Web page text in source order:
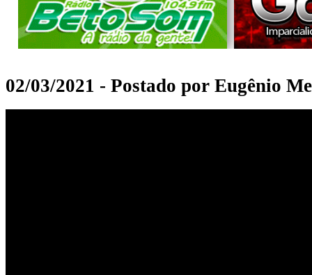
02/03/2021 - Postado por Eugênio